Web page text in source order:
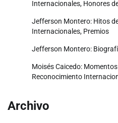
Internacionales, Honores
Jefferson Montero: Hitos
Internacionales, Premios
Jefferson Montero:
Moisés Caicedo:
Reconocimiento
Archivo